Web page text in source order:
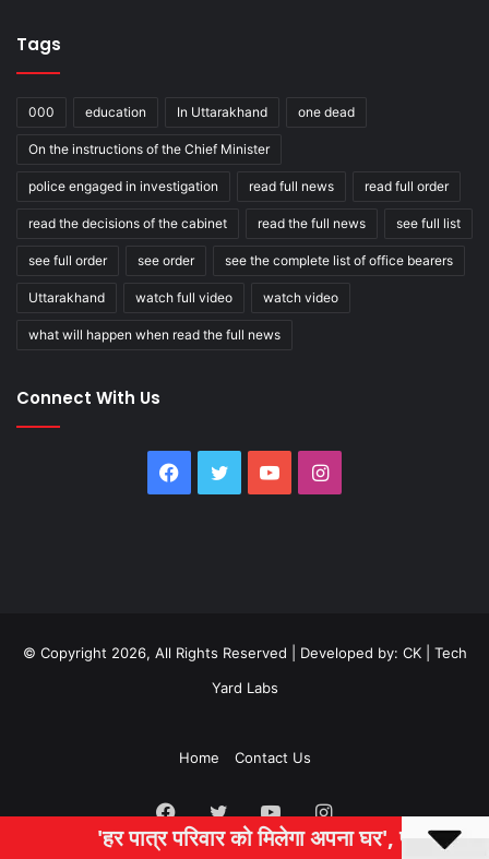
Tags
000 education In Uttarakhand one dead
On the instructions of the Chief Minister
police engaged in investigation read full news read full order
read the decisions of the cabinet read the full news see full list
see full order see order see the complete list of office bearers
Uttarakhand watch full video watch video
what will happen when read the full news
Connect With Us
Facebook
Twitter YouTubeInstagram
© Copyright 2026, All Rights Reserved | Developed by: CK| Tech
Yard Labs
Home Contact Us
Facebook
TwitterYouTubeInstagram
पात्र परिवार को मिलेगा अपना घर', पीएम आवास योजना की